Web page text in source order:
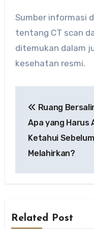
Sumber informasi
tentang CT scan
ditemukan dalam
kesehatan resmi.
Ruang
Apa yang Harus
Ketahui Sebelum
Melahirkan?
Related Post